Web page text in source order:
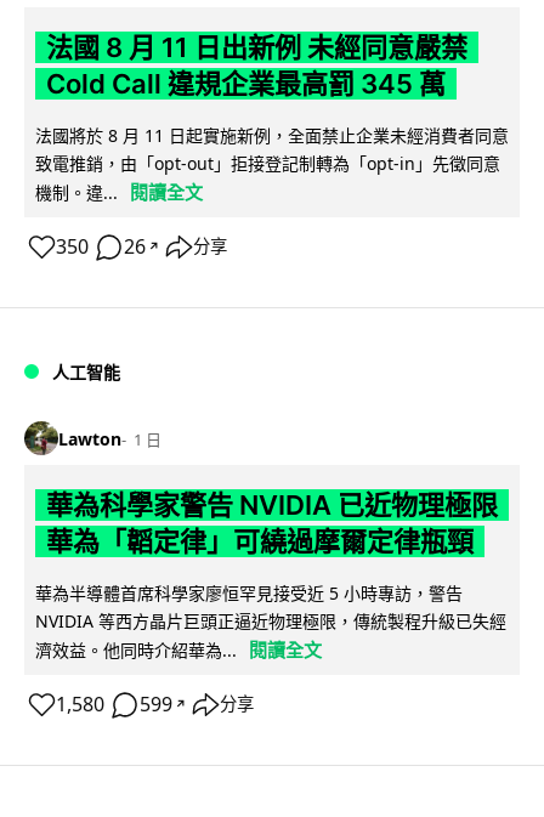
法國 8 月 11 日出新例 未經同意嚴禁
Cold Call 違規企業最高罰 345 萬
法國將於 8 月 11 日起實施新例，全面禁止企業未經消費者同意
致電推銷，由「opt-out」拒接登記制轉為「opt-in」先徵同意
機制。違...
閱讀全文
350 26 ↗ 分享
人工智能
Lawton 1 日
華為科學家警告 NVIDIA 已近物理極限
華為「韜定律」可繞過摩爾定律瓶頸
華為半導體首席科學家廖恒罕見接受近 5 小時專訪，警告
NVIDIA 等西方晶片巨頭正逼近物理極限，傳統製程升級已失經
濟效益。他同時介紹華為...
閱讀全文
1,580 599 ↗ 分享